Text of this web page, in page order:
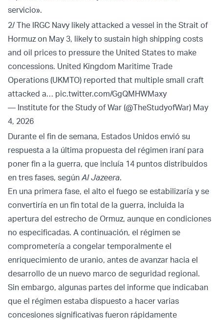
servicio».
2/ The IRGC Navy likely attacked a vessel in the Strait of
Hormuz on May 3, likely to sustain high shipping costs
and oil prices to pressure the United States to make
concessions. United Kingdom Maritime Trade
Operations (UKMTO) reported that multiple small craft
attacked a… pic.twitter.com/GgQMHWMaxy
— Institute for the Study of War (@TheStudyofWar) May
4, 2026
Durante el fin de semana, Estados Unidos envió su
respuesta a la última propuesta del régimen iraní para
poner fin a la guerra, que incluía 14 puntos distribuidos
en tres fases, segúnAl Jazeera.
En una primera fase, el alto el fuego se estabilizaría y se
convertiría en un fin total de la guerra, incluida la
apertura del estrecho de Ormuz, aunque en condiciones
no especificadas. A continuación, el régimen se
comprometería a congelar temporalmente el
enriquecimiento de uranio, antes de avanzar hacia el
desarrollo de un nuevo marco de seguridad regional.
Sin embargo, algunas partes del informe que indicaban
que el régimen estaba dispuesto a hacer varias
concesiones significativas fueron rápidamente